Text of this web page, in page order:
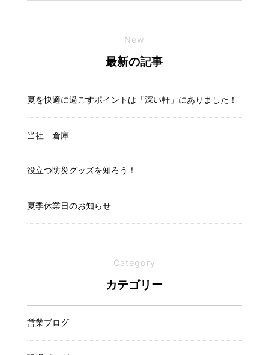
New
最新の記事
夏を快適に過ごすポイントは「深い軒」にありました！
当社 倉庫
役立つ防災グッズを知ろう！
夏季休業日のお知らせ
Category
カテゴリー
営業ブログ